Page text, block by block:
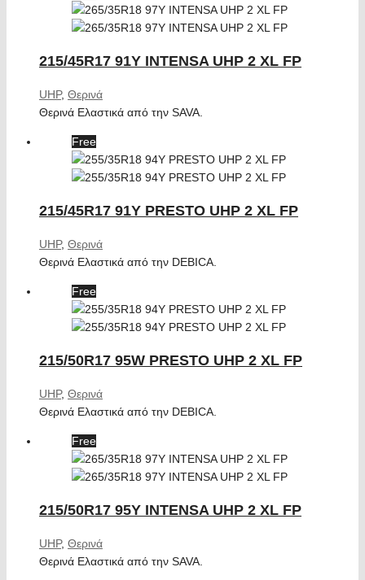
215/45R17 91Y INTENSA UHP 2 XL FP
UHP, Θερινά
Θερινά Ελαστικά από την SAVA.
Free
215/45R17 91Y PRESTO UHP 2 XL FP
UHP, Θερινά
Θερινά Ελαστικά από την DEBICA.
Free
215/50R17 95W PRESTO UHP 2 XL FP
UHP, Θερινά
Θερινά Ελαστικά από την DEBICA.
Free
215/50R17 95Y INTENSA UHP 2 XL FP
UHP, Θερινά
Θερινά Ελαστικά από την SAVA.